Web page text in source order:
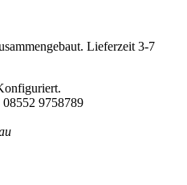
Lieferzeit 3-7
08552 9758789